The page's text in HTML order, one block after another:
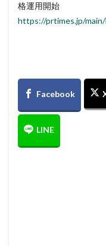
格運用開始
https://prtimes.jp/